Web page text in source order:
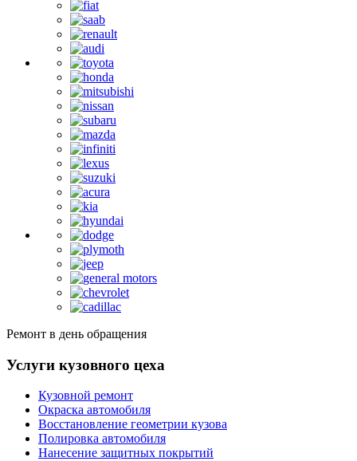
Ремонт в день обращения
Услуги кузовного цеха
Кузовной ремонт
Окраска автомобиля
Восстановление геометрии кузова
Полировка автомобиля
Нанесение защитных покрытий